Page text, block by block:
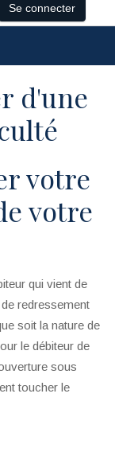
Se connecter
d'une
votre
votre
qui vient de
redressement
soit la nature de
le débiteur de
sous
toucher le